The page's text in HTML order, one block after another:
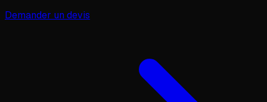
Demander un devis